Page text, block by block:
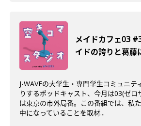
メイドカフェ03
イドの誇りと葛
J-WAVEの大学生・専門学生コミュニテ
りするポッドキャスト、今月は03(ゼロ
は東京の市外局番。この番組では、私
中になっていることを取材...